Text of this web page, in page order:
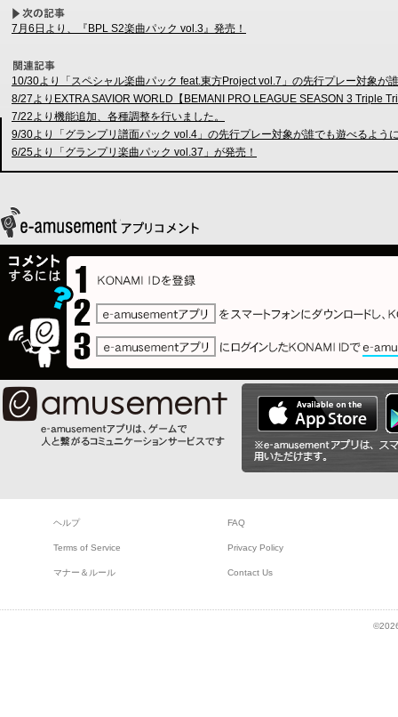
7月6日より、『BPL S2楽曲パック vol.3』発売！
10/30より「スペシャル楽曲パック feat.東方Project vol.7」の先行プレー対象が
8/27よりEXTRA SAVIOR WORLD【BEMANI PRO LEAGUE SEASON 3 Triple
7/22より機能追加、各種調整を行いました。
9/30より「グランプリ譜面パック vol.4」の先行プレー対象が誰でも遊べるよう
6/25より「グランプリ楽曲パック vol.37」が発売！
ヘルプ FAQ
Terms of Service Privacy Policy
マナー＆ルール Contact Us